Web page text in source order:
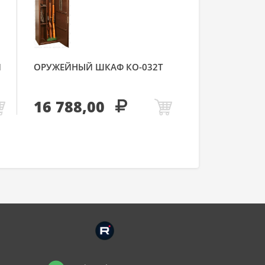
ОРУЖЕЙНЫЙ ШКАФ КО-032Т
16 788,00